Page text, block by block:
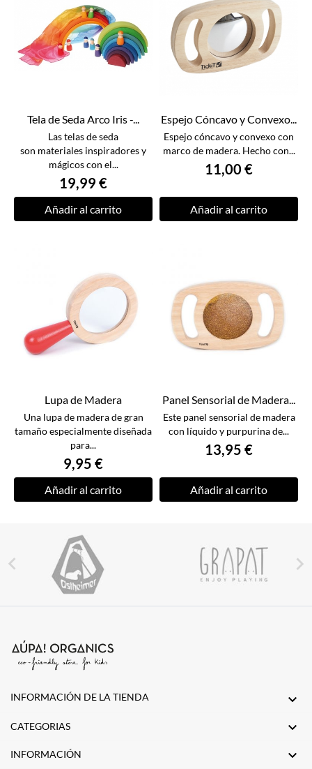
Tela de Seda Arco Iris -...
Las telas de seda
son materiales inspiradores y
mágicos con el...
19,99 €
Añadir al carrito
Espejo Cóncavo y Convexo...
Espejo cóncavo y convexo con
marco de madera. Hecho con...
11,00 €
Añadir al carrito
Lupa de Madera
Una lupa de madera de gran
tamaño especialmente diseñada
para...
9,95 €
Añadir al carrito
Panel Sensorial de Madera...
Este panel sensorial de madera
con líquido y purpurina de...
13,95 €
Añadir al carrito
 
INFORMACIÓN DE LA TIENDA 
CATEGORIAS 
INFORMACIÓN 